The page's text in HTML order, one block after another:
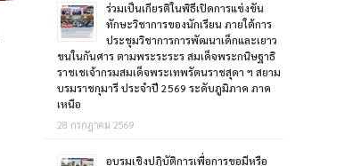
ร่วมเป็นเกียรติในพิธีเปิดการแข่งขัน
ทักษะวิชาการของนักเรียน ภายใต้การ
ประชุมวิชาการการพัฒนาเด็กและเยาว
ขนในกันศาร ตามพระระระร สมเด็จพระกนิษฐาธิ
ราชเชเจ้ากรมสมเด็จพระเทพรัตนราชสุดา ฯ สยาม
บรมราชกุมารี ประจำปี 2569 ระดับภูมิภาค ภาค
เหนือ
28 กรกฎาคม 2569
อบรมเชิงปฏิบัติการเพื่อการขอมีหรือ